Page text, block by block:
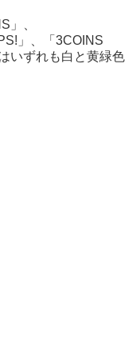
」、
」、「3COINS
いずれも白と黄緑色